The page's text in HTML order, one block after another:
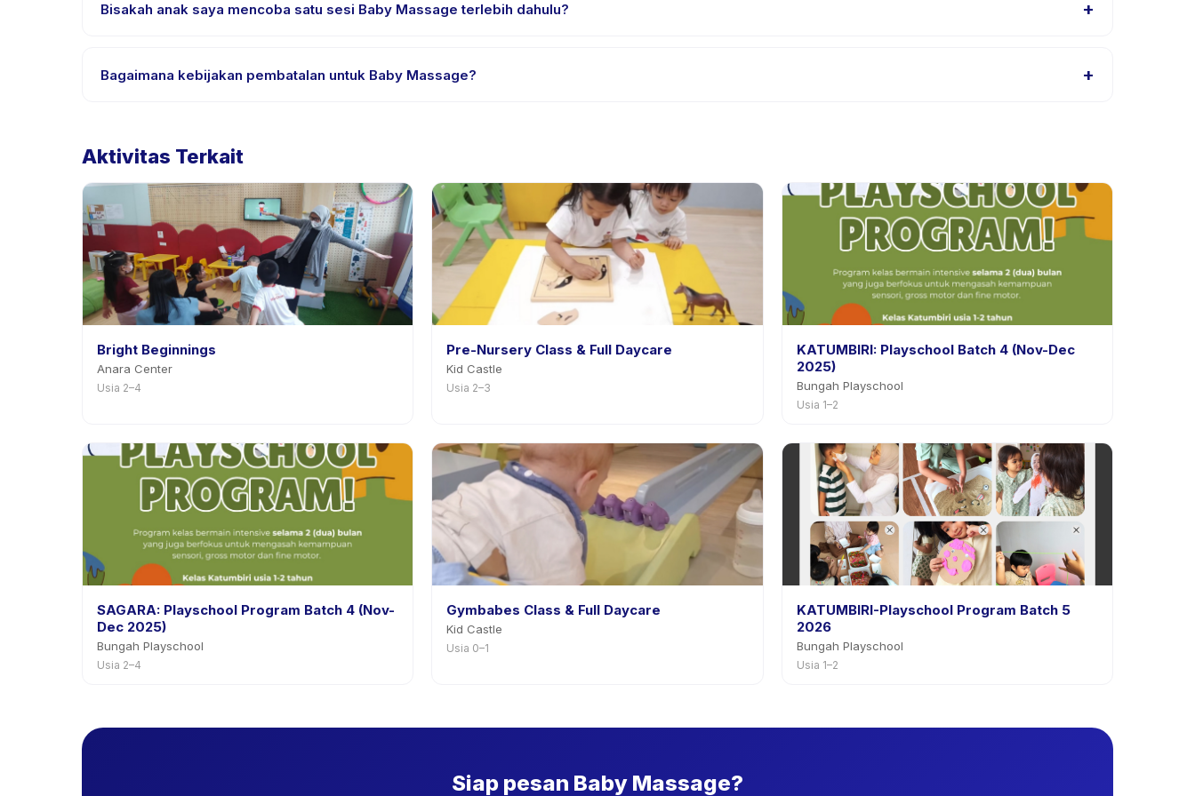
Bisakah anak saya mencoba satu sesi Baby Massage terlebih dahulu? +
Bagaimana kebijakan pembatalan untuk Baby Massage? +
Aktivitas Terkait
Bright Beginnings
Anara Center
Usia 2–4
Pre-Nursery Class & Full Daycare
Kid Castle
Usia 2–3
KATUMBIRI: Playschool Batch 4 (Nov-Dec
2025)
Bungah Playschool
Usia 1–2
SAGARA: Playschool Program Batch 4 (Nov-
Dec 2025)
Bungah Playschool
Usia 2–4
Gymbabes Class & Full Daycare
Kid Castle
Usia 0–1
KATUMBIRI-Playschool Program Batch 5
2026
Bungah Playschool
Usia 1–2
Siap pesan Baby Massage?